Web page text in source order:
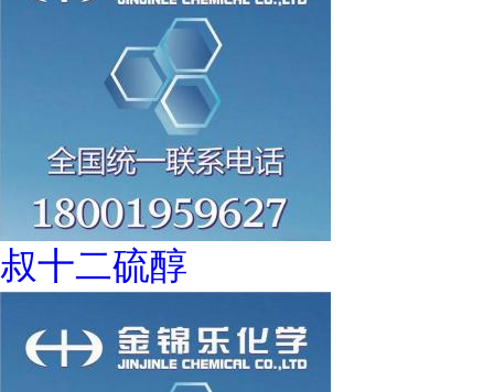
叔十二硫醇